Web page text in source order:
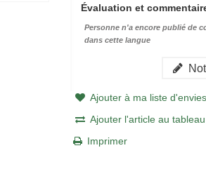
Évaluation et
Personne n'a encore publié de
dans cette langue
Ajouter à ma liste d'envies
Ajouter l'article au
Imprimer